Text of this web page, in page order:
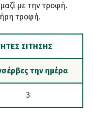
με την τροφή.
τροφή.
ΣΊΤΗΣΗΣ
την ημέρα
3